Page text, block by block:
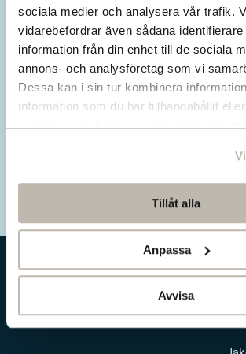
sociala medier och analysera vår trafik.
vidarebefordrar även sådana
information från din enhet till de sociala
annons- och analysföretag som vi
Dessa kan i sin tur kombinera
information som du har tillhandahållit
samlat in när du har använt deras
Tillåt alla
Anpassa
Avvisa
Missa inget från SNS.
Prenumerera på vårt
Ta del av våra senaste nyheter.
insikter och håll dig uppdaterad
samhällsfrågor.